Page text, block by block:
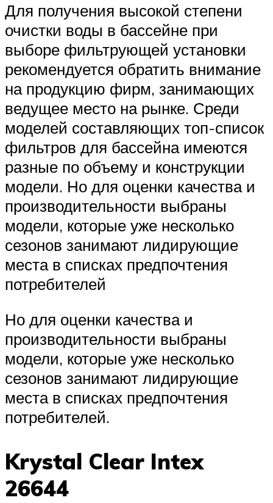
Для получения высокой степени
очистки воды в бассейне при
выборе фильтрующей установки
рекомендуется обратить внимание
на продукцию фирм, занимающих
ведущее место на рынке. Среди
моделей составляющих топ-список
фильтров для бассейна имеются
разные по объему и конструкции
модели. Но для оценки качества и
производительности выбраны
модели, которые уже несколько
сезонов занимают лидирующие
места в списках предпочтения
потребителей
Но для оценки качества и
производительности выбраны
модели, которые уже несколько
сезонов занимают лидирующие
места в списках предпочтения
потребителей.
Krystal Clear Intex
26644